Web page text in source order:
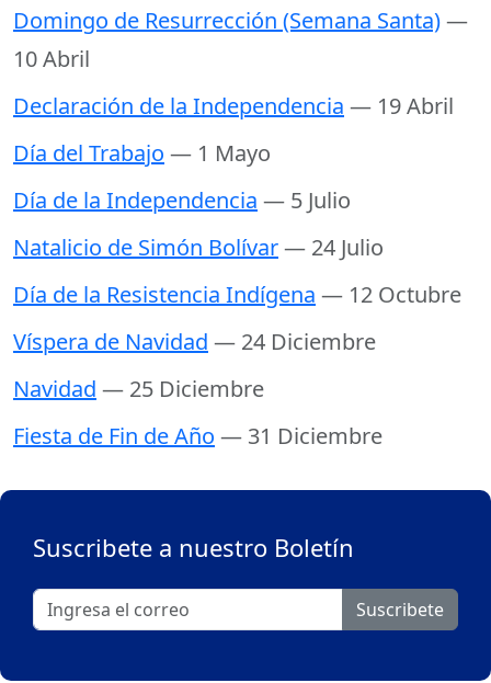
Domingo de Resurrección (Semana Santa)—
10 Abril
Declaración de la Independencia — 19 Abril
Día del Trabajo — 1 Mayo
Día de la Independencia — 5 Julio
Natalicio de Simón Bolívar— 24 Julio
Día de la Resistencia Indígena — 12 Octubre
Víspera de Navidad — 24 Diciembre
Navidad — 25 Diciembre
Fiesta de Fin de Año — 31 Diciembre
Suscribete a nuestro Boletín
Suscribete